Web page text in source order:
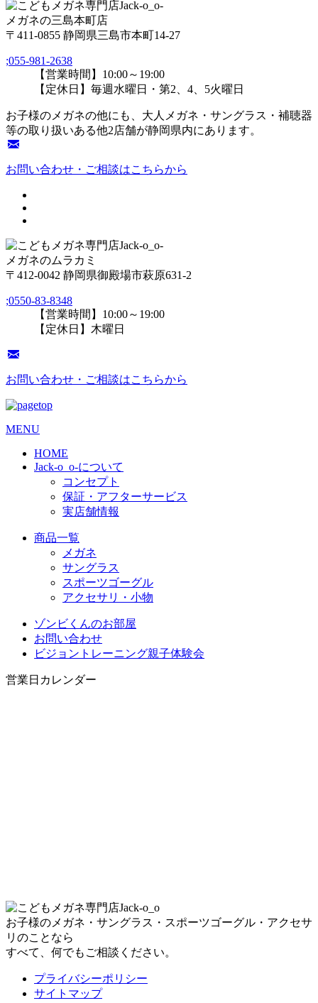
メガネの三島本町店
〒411-0855 静岡県三島市本町14-27
;055-981-2638
【営業時間】10:00～19:00
【定休日】毎週水曜日・第2、4、5火曜日
お子様のメガネの他にも、大人メガネ・サングラス・補聴器
等の取り扱いある他2店舗が静岡県内にあります。
お問い合わせ・ご相談はこちらから
メガネのムラカミ
〒412-0042 静岡県御殿場市萩原631-2
;0550-83-8348
【営業時間】10:00～19:00
【定休日】木曜日
お問い合わせ・ご相談はこちらから
MENU
HOME
Jack-o_o-について
コンセプト
保証・アフターサービス
実店舗情報
商品一覧
メガネ
サングラス
スポーツゴーグル
アクセサリ・小物
ゾンビくんのお部屋
お問い合わせ
ビジョントレーニング親子体験会
営業日カレンダー
お子様のメガネ・サングラス・スポーツゴーグル・アクセサ
リのことなら
すべて、何でもご相談ください。
プライバシーポリシー
サイトマップ